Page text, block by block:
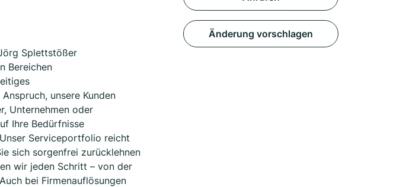
Splettstößer
Bereichen
unsere Kunden
Unternehmen oder
Ihre Bedürfnisse
Serviceportfolio reicht
sich sorgenfrei zurücklehnen
wir jeden Schritt – von der
bei Firmenauflösungen
Änderung vorschlagen